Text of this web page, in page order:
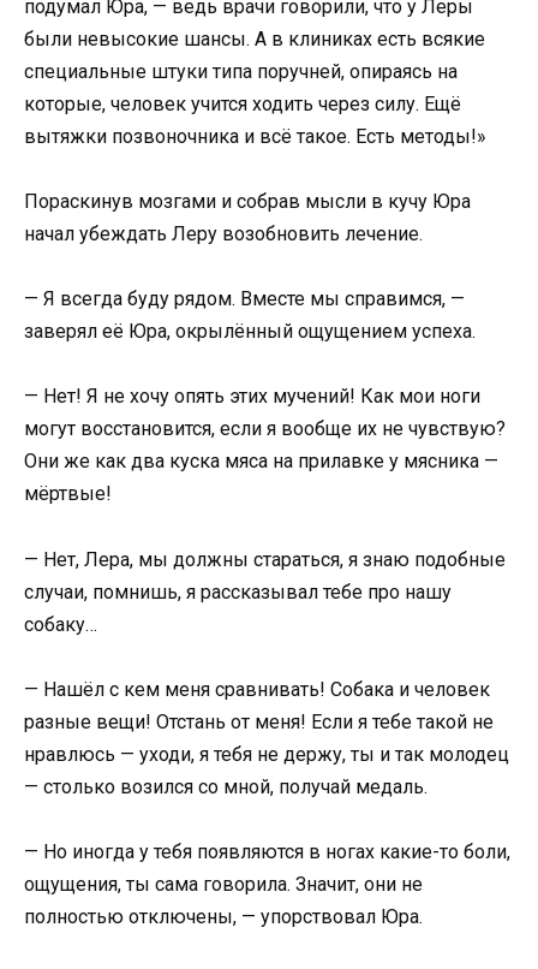
подумал Юра, — ведь врачи говорили, что у Леры
были невысокие шансы. А в клиниках есть всякие
специальные штуки типа поручней, опираясь на
которые, человек учится ходить через силу. Ещё
вытяжки позвоночника и всё такое. Есть методы!»
Пораскинув мозгами и собрав мысли в кучу Юра
начал убеждать Леру возобновить лечение.
— Я всегда буду рядом. Вместе мы справимся, —
заверял её Юра, окрылённый ощущением успеха.
— Нет! Я не хочу опять этих мучений! Как мои ноги
могут восстановится, если я вообще их не чувствую?
Они же как два куска мяса на прилавке у мясника —
мёртвые!
— Нет, Лера, мы должны стараться, я знаю подобные
случаи, помнишь, я рассказывал тебе про нашу
собаку…
— Нашёл с кем меня сравнивать! Собака и человек
разные вещи! Отстань от меня! Если я тебе такой не
нравлюсь — уходи, я тебя не держу, ты и так молодец
— столько возился со мной, получай медаль.
— Но иногда у тебя появляются в ногах какие-то боли,
ощущения, ты сама говорила. Значит, они не
полностью отключены, — упорствовал Юра.